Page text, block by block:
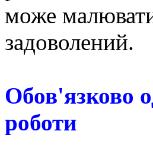
може
задоволений.
Обов'язково
роботи